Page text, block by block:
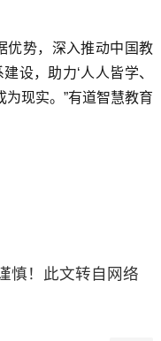
势，深入推动中国教
设，助力‘人人皆学、
为现实。”有道智慧教育
慎！此文转自网络